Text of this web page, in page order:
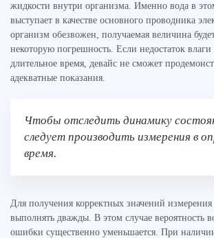
жидкости внутри организма. Именно вода в
выступает в качестве основного проводника
организм обезвожен, получаемая величина
некоторую погрешность. Если недостаток влаги
длительное время, девайс не сможет
адекватные показания.
Чтобы отследить динамику
следует производить измерения в
время.
Для получения корректных значений измерения
выполнять дважды. В этом случае вероятность
ошибки существенно уменьшается. При